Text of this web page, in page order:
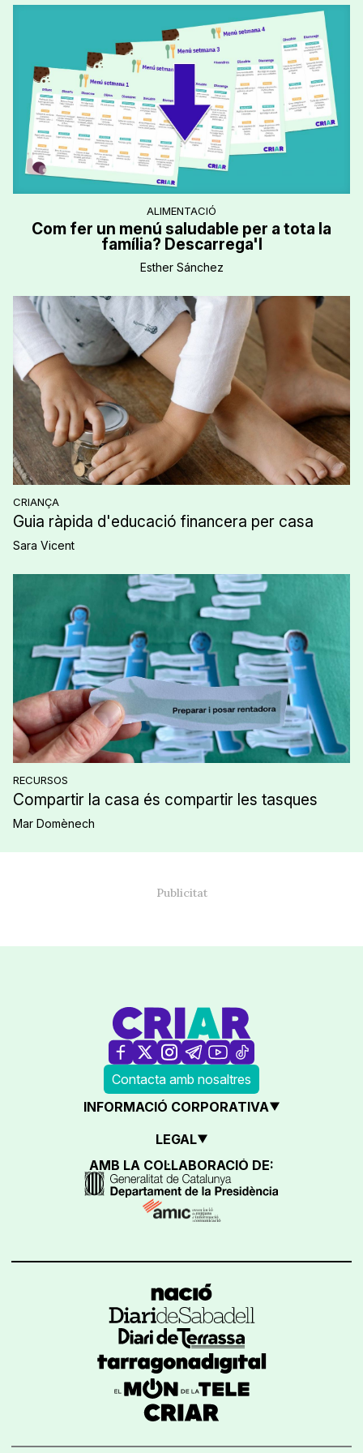
CRIANÇA
Guia ràpida d'educació financera per casa
Sara Vicent
RECURSOS
Compartir la casa és compartir les tasques
Mar Domènech
ALIMENTACIÓ
Com fer un menú saludable per a tota la
família? Descarrega'l
Esther Sánchez
Contacta amb nosaltres
INFORMACIÓ CORPORATIVA
LEGAL
AMB LA COL·LABORACIÓ DE: